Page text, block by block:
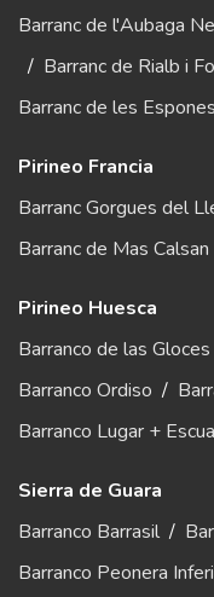
Barranc de l'Aubaga
/ Barranc de Rialb i
Barranc de les Espones
Pirineo Francia
Barranc Gorgues del
Barranc de Mas Calsan
Pirineo Huesca
Barranco de las Gloces
Barranco Ordiso /
Barranco Lugar +
Sierra de Guara
Barranco Barrasil /
Barranco Peonera